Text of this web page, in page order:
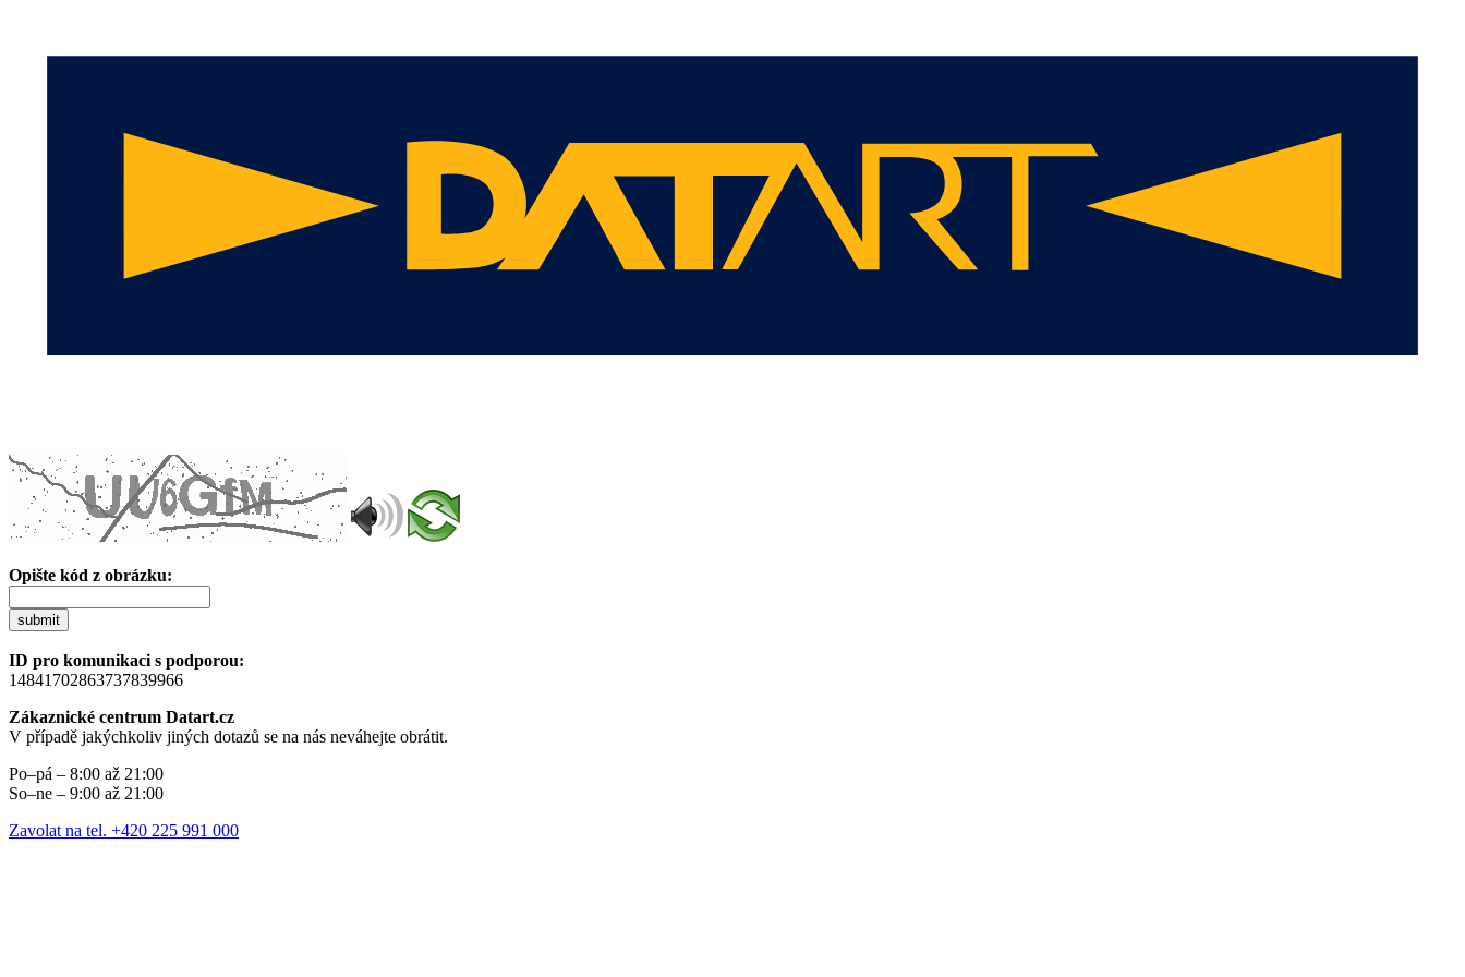
Opište kód z obrázku:
submit
ID pro komunikaci s podporou:
14841702863737839966
Zákaznické centrum Datart.cz
V případě jakýchkoliv jiných dotazů se na nás neváhejte obrátit.
Po–pá – 8:00 až 21:00
So–ne – 9:00 až 21:00
Zavolat na tel. +420 225 991 000